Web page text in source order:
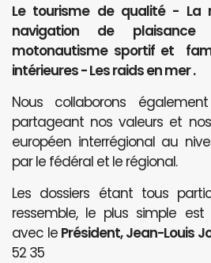
Le tourisme de qualité - La
navigation de
motonautisme sportif et
intérieures - Les raids en mer .
Nous collaborons
partageant nos valeurs et
européen interrégional au
par le fédéral et le régional.
Les dossiers étant tous
ressemble, le plus simple
avec le Président, Jean-Louis
52 35